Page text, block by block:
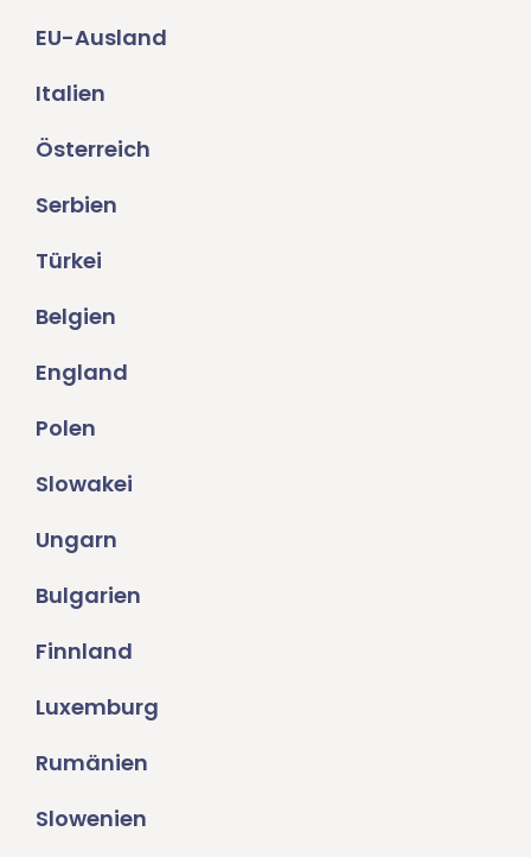
EU-Ausland
Italien
Österreich
Serbien
Türkei
Belgien
England
Polen
Slowakei
Ungarn
Bulgarien
Finnland
Luxemburg
Rumänien
Slowenien